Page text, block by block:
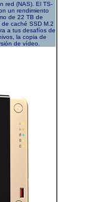
red (NAS). El TS-
un rendimiento
de 22 TB de
caché SSD M.2
a tus desafíos de
la copia de
de vídeo.